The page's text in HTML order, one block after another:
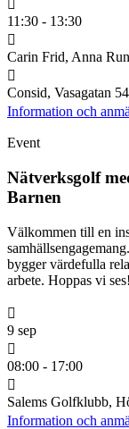
11:30 - 13:30
Carin Frid, Anna
Consid, Vasagatan
Information och
Event
Nätverksgolf
Barnen
Välkommen till en
bygger värdefulla
arbete. Hoppas vi ses!
9 sep
08:00 - 17:00
Salems Golfklubb,
Information och